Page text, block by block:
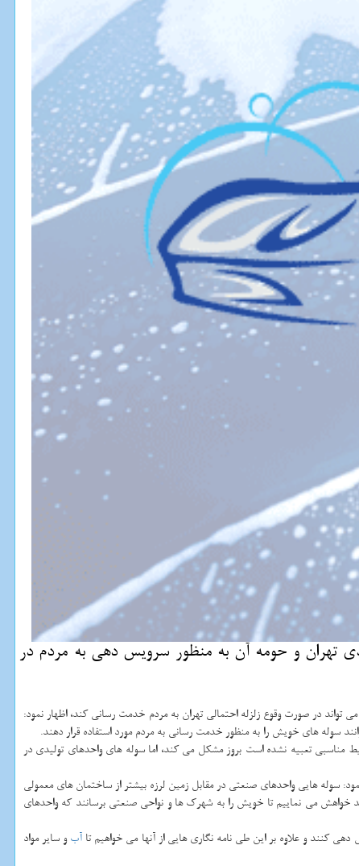
۴۰۰۰ سوله مطمئن و ایمن واحدهای تولیدی تهران و حومه آن به منظور سرویس دهی به مردم در
دولتی وجود دارد كه می تواند در صورت وقوع زلزله احتمالی تهران به مردم خدمت رسانی كند، اظهار نمود:
سوله های خویش را به منظور خدمت رسانی به مردم مورد استفاده قرار دهند.
مناسبی تعبیه نشده است بروز مشكل می كند، اما سوله های واحدهای تولیدی در
سوله هایی واحدهای صنعتی در مقابل زمین لرزه بیشتر از ساختمان های معمولی
خواهش می نماییم تا خویش را به شهرك ها و نواحی صنعتی برسانند كه واحدهای
آبو سایر مواد